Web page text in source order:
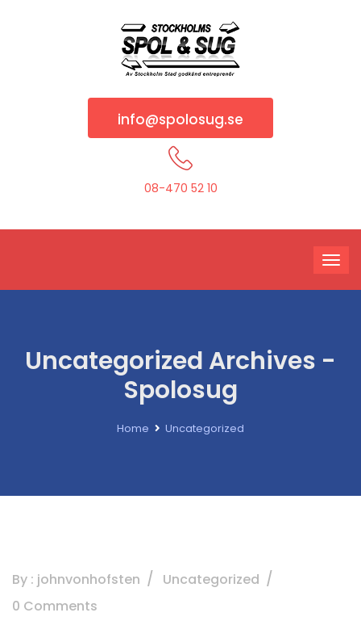
info@spolosug.se
08-470 52 10
Uncategorized Archives -
Spolosug
Home Uncategorized
By : johnvonhofsten
Uncategorized
0 Comments